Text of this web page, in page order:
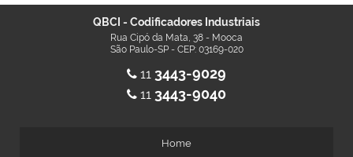
QBCI - Codificadores Industriais
Rua Cipó da Mata, 38 - Mooca
São Paulo-SP - CEP: 03169-020
11 3443-9029
11 3443-9040
Home